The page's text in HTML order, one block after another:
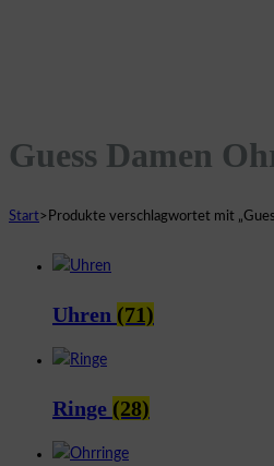
Guess Damen
Start> Produkte verschlagwortet mit
Uhren (71)
Ringe (28)